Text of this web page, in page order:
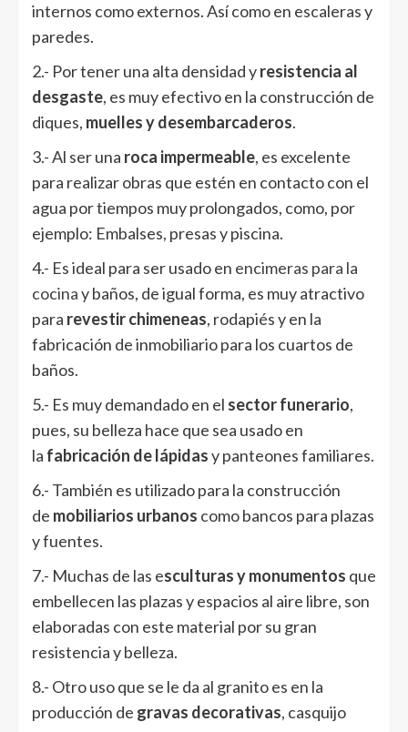
internos como externos. Así como en escaleras y
paredes.
2.- Por tener una alta densidad yresistencia al
desgaste, es muy efectivo en la construcción de
diques, muelles y desembarcaderos.
3.- Al ser una roca impermeable, es excelente
para realizar obras que estén en contacto con el
agua por tiempos muy prolongados, como, por
ejemplo: Embalses, presas y piscina.
4.- Es ideal para ser usado en encimeras para la
cocinay baños, de igual forma, es muy atractivo
para revestir chimeneas, rodapiés y en la
fabricación de inmobiliario para los cuartos de
baños.
5.- Es muy demandado en el sector funerario,
pues, su belleza hace que sea usado en
la fabricación de lápidasy panteones familiares.
6.- También es utilizado para la construcción
de mobiliarios urbanos como bancos para plazas
y fuentes.
7.- Muchas de las esculturas y monumentos que
embellecen las plazas y espacios al aire libre, son
elaboradas con este material por su gran
resistencia y belleza.
8.- Otro uso que se le da al granito es en la
producción de gravas decorativas, casquijo